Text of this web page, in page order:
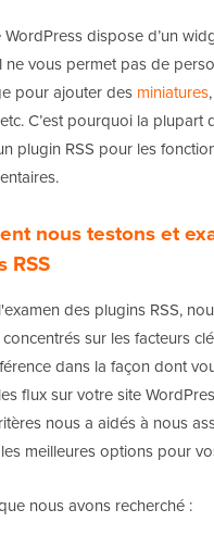
WordPress dispose d’un
ne vous permet pas de
pour ajouter des miniatures
C’est pourquoi la plupart
plugin RSS pour les
nous testons et
RSS
des plugins RSS,
sur les facteurs
dans la façon dont
flux sur votre site
nous a aidés à nous
meilleures options pour
nous avons recherché :